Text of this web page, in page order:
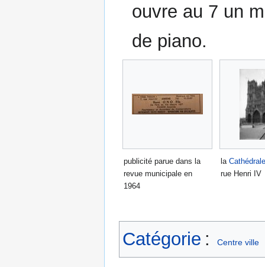
ouvre au 7 un
de piano.
publicité parue dans la
revue municipale en
1964
la Cathédrale
rue Henri IV
Catégorie : Centre ville